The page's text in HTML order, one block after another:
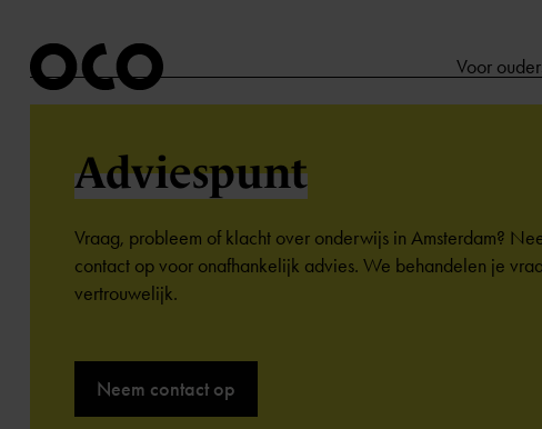
Voor
Adviespunt
Vraag, probleem of klacht over onderwijs in Amsterdam?
contact op voor onafhankelijk advies. We behandelen je
vertrouwelijk.
Neem contact op